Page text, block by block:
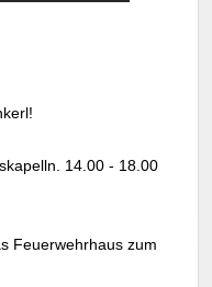
14.00 - 18.00
Feuerwehrhaus zum